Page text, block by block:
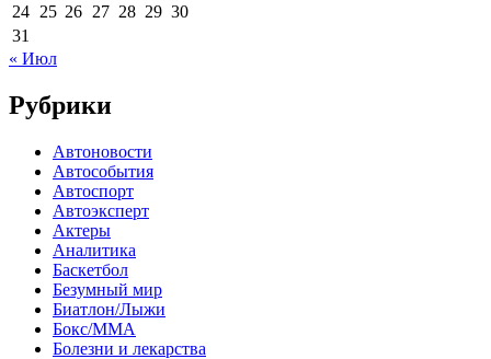
24 25 26 27 28 29 30
31
« Июл
Рубрики
Автоновости
Автособытия
Автоспорт
Автоэксперт
Актеры
Аналитика
Баскетбол
Безумный мир
Биатлон/Лыжи
Бокс/MMA
Болезни и лекарства